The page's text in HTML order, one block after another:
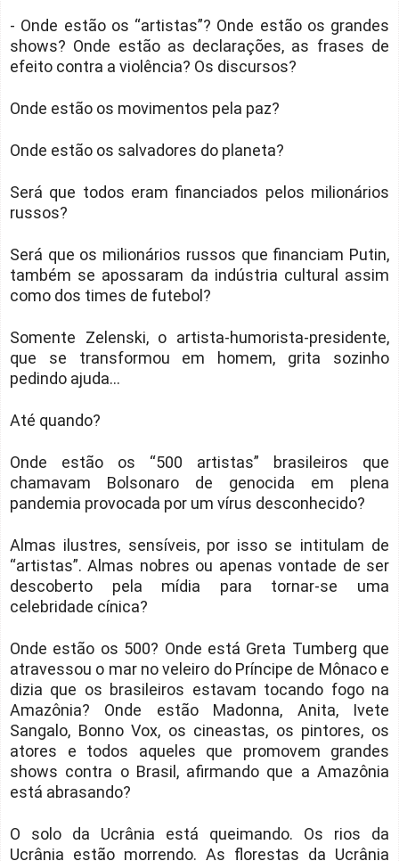
- Onde estão os “artistas”? Onde estão os grandes
shows? Onde estão as declarações, as frases de
efeito contra a violência? Os discursos?
Onde estão os movimentos pela paz?
Onde estão os salvadores do planeta?
Será que todos eram financiados pelos milionários
russos?
Será que os milionários russos que financiam Putin,
também se apossaram da indústria cultural assim
como dos times de futebol?
Somente Zelenski, o artista-humorista-presidente,
que se transformou em homem, grita sozinho
pedindo ajuda...
Até quando?
Onde estão os “500 artistas” brasileiros que
chamavam Bolsonaro de genocida em plena
pandemia provocada por um vírus desconhecido?
Almas ilustres, sensíveis, por isso se intitulam de
“artistas”. Almas nobres ou apenas vontade de ser
descoberto pela mídia para tornar-se uma
celebridade cínica?
Onde estão os 500? Onde está Greta Tumberg que
atravessou o mar no veleiro do Príncipe de Mônaco e
dizia que os brasileiros estavam tocando fogo na
Amazônia? Onde estão Madonna, Anita, Ivete
Sangalo, Bonno Vox, os cineastas, os pintores, os
atores e todos aqueles que promovem grandes
shows contra o Brasil, afirmando que a Amazônia
está abrasando?
O solo da Ucrânia está queimando. Os rios da
Ucrânia estão morrendo. As florestas da Ucrânia